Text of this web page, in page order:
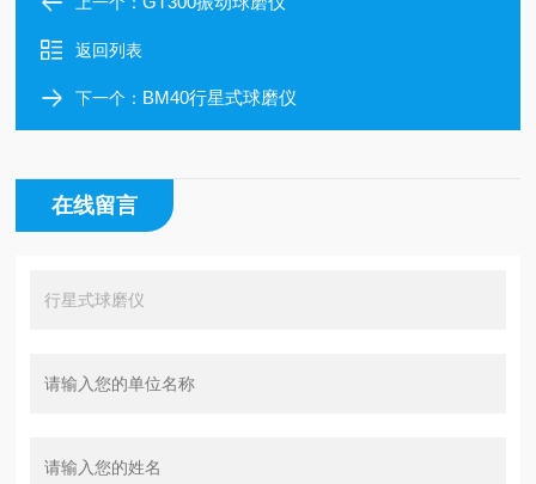
返回列表
下一个： BM40行星式球磨仪
在线留言